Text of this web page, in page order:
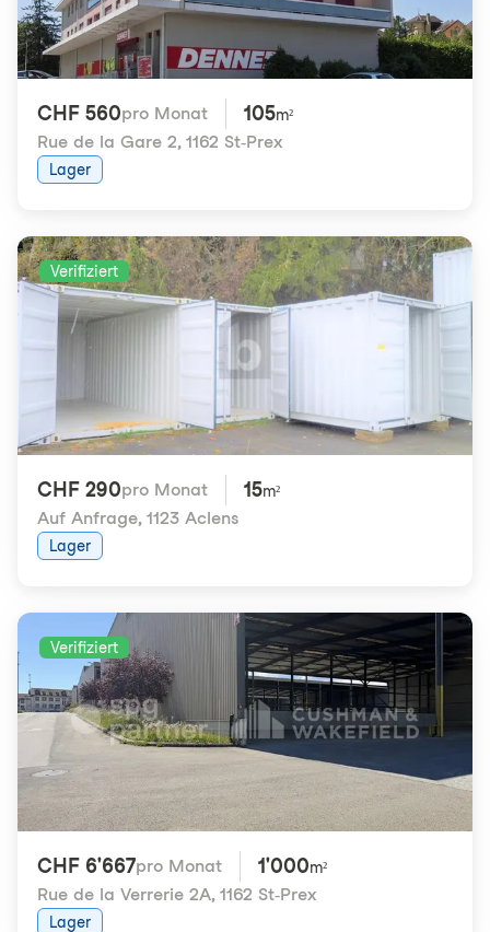
CHF 560pro Monat 105m²
Rue de la Gare 2, 1162 St-Prex
Lager
Verifiziert
CHF 290pro Monat 15m²
Auf Anfrage, 1123 Aclens
Lager
Verifiziert
CHF 6'667pro Monat 1'000m²
Rue de la Verrerie 2A, 1162 St-Prex
Lager